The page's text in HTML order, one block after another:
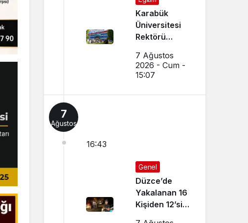
Karabük
Üniversitesi
Rektörü
Aday
Öğrencilere
7 Ağustos
2026 - Cum -
15:07
7
Ağustos
16:43
Genel
Düzce’de
Yakalanan 16
Kişiden 12’si